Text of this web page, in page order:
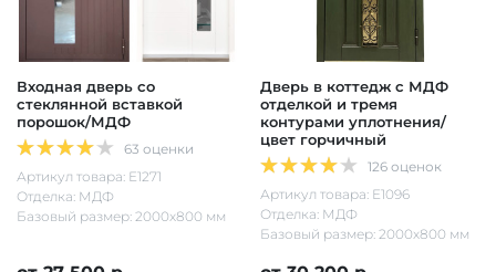
Входная дверь со
стеклянной вставкой
порошок/МДФ
63 оценки
Артикул товара: Е1271
Отделка: МДФ
Базовый размер: 2000х800 мм
Дверь в коттедж с МДФ
отделкой и тремя
контурами уплотнения/
цвет горчичный
126 оценок
Артикул товара: Е1096
Отделка: МДФ
Базовый размер: 2000х800 мм